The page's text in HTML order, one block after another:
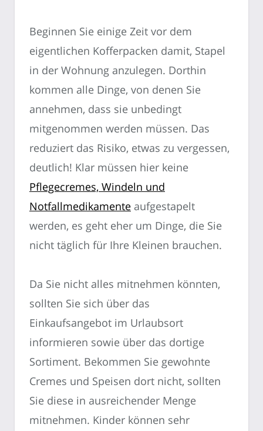
Beginnen Sie einige Zeit vor dem
eigentlichen Kofferpacken damit, Stapel
in der Wohnung anzulegen. Dorthin
kommen alle Dinge, von denen Sie
annehmen, dass sie unbedingt
mitgenommen werden müssen. Das
reduziert das Risiko, etwas zu vergessen,
deutlich! Klar müssen hier keine
Pflegecremes, Windeln und
Notfallmedikamente aufgestapelt
werden, es geht eher um Dinge, die Sie
nicht täglich für Ihre Kleinen brauchen.
Da Sie nicht alles mitnehmen könnten,
sollten Sie sich über das
Einkaufsangebot im Urlaubsort
informieren sowie über das dortige
Sortiment. Bekommen Sie gewohnte
Cremes und Speisen dort nicht, sollten
Sie diese in ausreichender Menge
mitnehmen. Kinder können sehr